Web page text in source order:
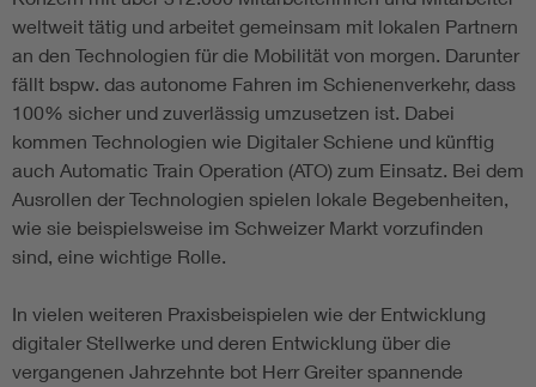
weltweit tätig und arbeitet gemeinsam mit lokalen Partnern
an den Technologien für die Mobilität von morgen. Darunter
fällt bspw. das autonome Fahren im Schienenverkehr, dass
100% sicher und zuverlässig umzusetzen ist. Dabei
kommen Technologien wie Digitaler Schiene und künftig
auch Automatic Train Operation (ATO) zum Einsatz. Bei dem
Ausrollen der Technologien spielen lokale Begebenheiten,
wie sie beispielsweise im Schweizer Markt vorzufinden
sind, eine wichtige Rolle.
In vielen weiteren Praxisbeispielen wie der Entwicklung
digitaler Stellwerke und deren Entwicklung über die
vergangenen Jahrzehnte bot Herr Greiter spannende